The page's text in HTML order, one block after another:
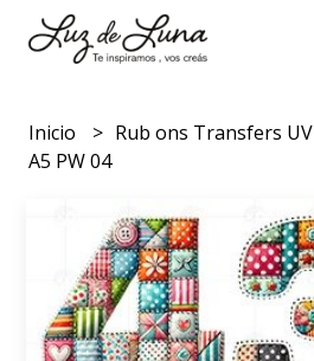
Inicio Rub ons Transfers UV
A5 PW 04